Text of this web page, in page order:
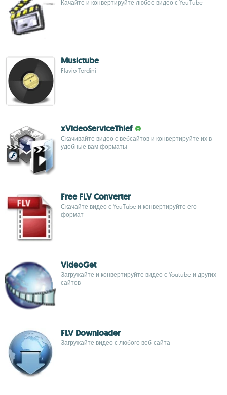
Качайте и конвертируйте любое видео с YouTube
Musictube
Flavio Tordini
xVideoServiceThief
Скачивайте видео с вебсайтов и конвертируйте их в
удобные вам форматы
Free FLV Converter
Скачайте видео с YouTube и конвертируйте его
формат
VideoGet
Загружайте и конвертируйте видео с Youtube и других
сайтов
FLV Downloader
Загружайте видео с любого веб-сайта